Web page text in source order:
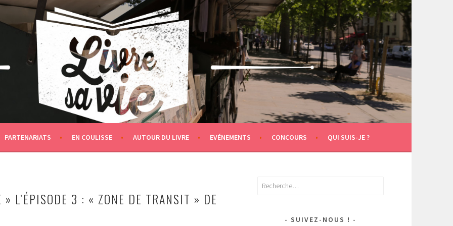
PARTENARIATS EN COULISSE AUTOUR DU LIVRE EVÉNEMENTS CONCOURS QUI SUIS-JE ?
» L’ÉPISODE 3 : « ZONE DE TRANSIT » DE
Rechercher :
SUIVEZ-NOUS !